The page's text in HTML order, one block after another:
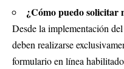
¿Cómo puedo solicitar
Desde la implementación
deben realizarse
formulario en línea